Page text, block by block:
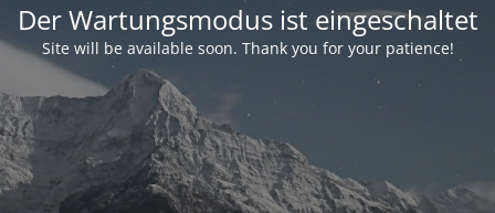
Der Wartungsmodus ist eingeschaltet
Site will be available soon. Thank you for your patience!